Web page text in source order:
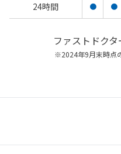
24時間
● ●
ファストドク
※2024年9月末時点